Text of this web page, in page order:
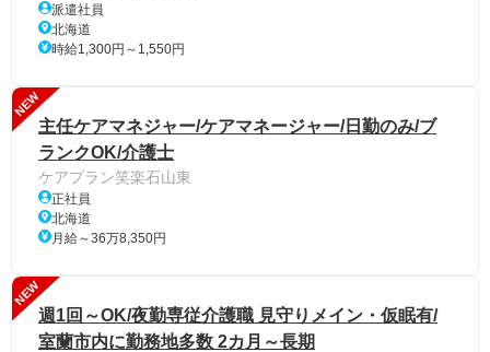
派遣社員
北海道
時給1,300円～1,550円
NEW
主任ケアマネジャー/ケアマネージャー/日勤のみ/ブ
ランクOK/介護士
ケアプラン笑楽石山東
正社員
北海道
月給～36万8,350円
NEW
週1回～OK/夜勤専従介護職 見守りメイン・仮眠有/
室蘭市内に勤務地多数 2カ月～長期